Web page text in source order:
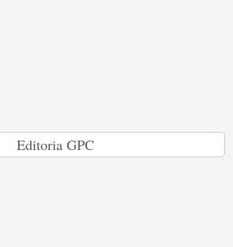
Editoria GPC